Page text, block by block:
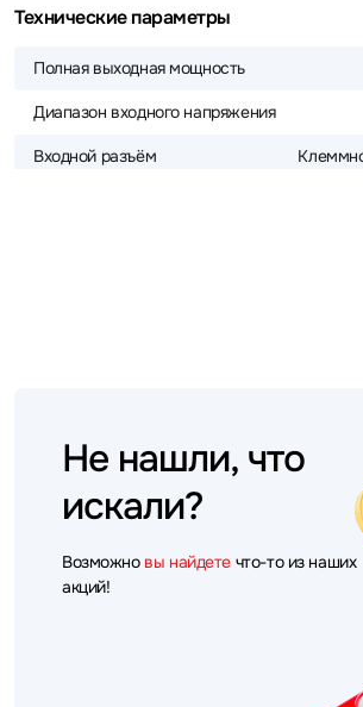
Технические параметры
Полная выходная мощность
Диапазон входного напряжения
Входной разъём
Не нашли, что
искали?
Возможно вы найдете что-то из наших
акций!